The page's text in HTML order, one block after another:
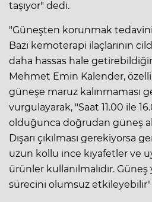
taşıyor" dedi.
"Güneşten korunmak
Bazı kemoterapi ilaçlarının
daha hassas hale
Mehmet Emin Kalender,
güneşe maruz kalınmaması
vurgulayarak, "Saat 11.00 ile
olduğunca doğrudan güneş
Dışarı çıkılması gerekiyorsa
uzun kollu ince kıyafetler ve
ürünler kullanılmalıdır. Güneş
sürecini olumsuz etkileyebilir"